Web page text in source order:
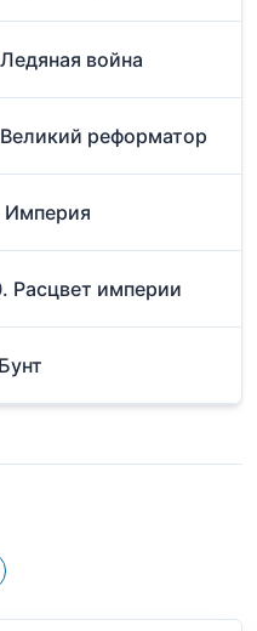
война
реформатор
Империя
Расцвет империи